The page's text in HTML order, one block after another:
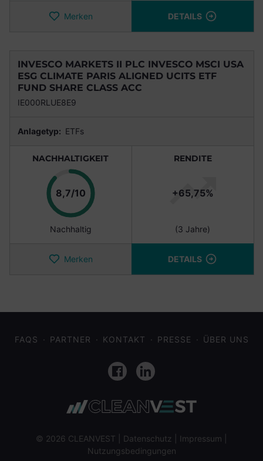
Merken DETAILS
INVESCO MARKETS II PLC INVESCO MSCI USA
ESG CLIMATE PARIS ALIGNED UCITS ETF
FUND SHARE CLASS ACC
IE000RLUE8E9
Anlagetyp: ETFs
NACHHALTIGKEIT
8,7/10Punkte
Nachhaltig
RENDITE
+65,75%
(3 Jahre)
Merken DETAILS
FAQS PARTNER KONTAKT PRESSE ÜBER UNS
FacebookLinkedIn
© 2026 CLEANVEST | Datenschutz Impressum
Nutzungsbedingungen